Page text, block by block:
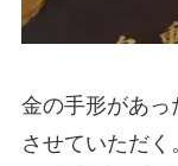
金の手形があっ
させていただ